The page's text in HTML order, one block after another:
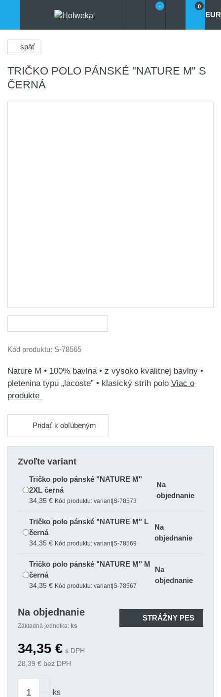
- 0
EUR
späť
TRIČKO POLO PÁNSKÉ "NATURE M" S
ČERNÁ
Kód produktu: S-78565
Nature M • 100% bavlna • z vysoko kvalitnej bavlny •
pletenina typu „lacoste” • klasický strih polo Viac o
produkte
Pridať k obľúbeným
Zvoľte variant
Tričko polo pánské "NATURE M"
2XL černá
34,35 € Kód produktu: variant|S-78573
Na
objednanie
Tričko polo pánské "NATURE M" L
černá
34,35 € Kód produktu: variant|S-78569
Na
objednanie
Tričko polo pánské "NATURE M" M
černá
34,35 € Kód produktu: variant|S-78567
Na
objednanie
Tričko polo pánské "NATURE M" S
černá
34,35 €Kód produktu: variant|S-78565
Na
objednanie
Tričko polo pánské "NATURE M" XL
černá
Na objednanie
Základná jednotka: ks
STRÁŽNY PES
34,35 € s DPH
28,39 € bez DPH
ks